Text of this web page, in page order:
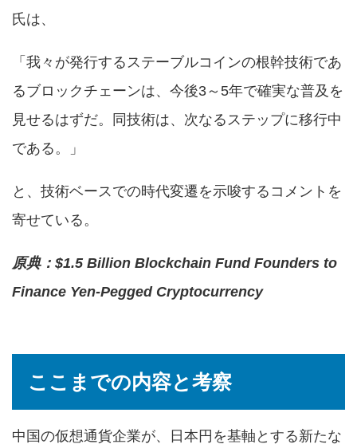
氏は、
「我々が発行するステーブルコインの根幹技術であ
るブロックチェーンは、今後3～5年で確実な普及を
見せるはずだ。同技術は、次なるステップに移行中
である。」
と、技術ベースでの時代変遷を示唆するコメントを
寄せている。
原典： $1.5 Billion Blockchain Fund Founders to
Finance Yen-Pegged Cryptocurrency
ここまでの内容と考察
中国の仮想通貨企業が、日本円を基軸とする新たな